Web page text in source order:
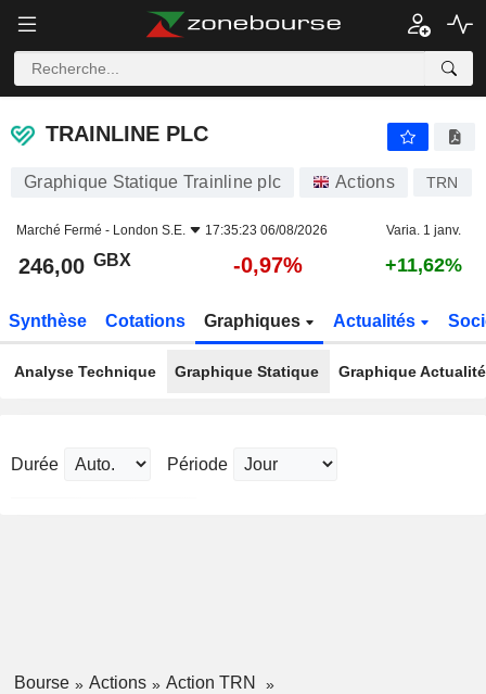
TRAINLINE PLC
TRAINLINE PLC
Graphique Statique Trainline plc Actions TRN
Marché Fermé - London S.E. 17:35:23 06/08/2026 Varia. 1 janv.
246,00 GBX -0,97% +11,62%
Synthèse Cotations Graphiques Actualités
Analyse Technique Graphique Statique Graphique
Durée Période
Bourse Actions
Action TRN